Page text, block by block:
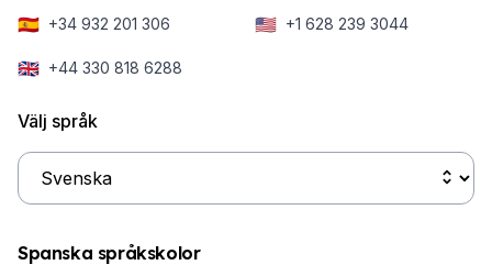
🇪🇸 +34 932 201 306 🇺🇸 +1 628 239 3044
🇬🇧 +44 330 818 6288
Välj språk
Spanska språkskolor